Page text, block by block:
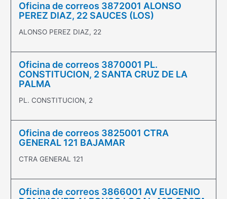
Oficina de correos 3872001 ALONSO
PEREZ DIAZ, 22 SAUCES (LOS)
ALONSO PEREZ DIAZ, 22
Oficina de correos 3870001 PL.
CONSTITUCION, 2 SANTA CRUZ DE LA
PALMA
PL. CONSTITUCION, 2
Oficina de correos 3825001 CTRA
GENERAL 121 BAJAMAR
CTRA GENERAL 121
Oficina de correos 3866001 AV EUGENIO